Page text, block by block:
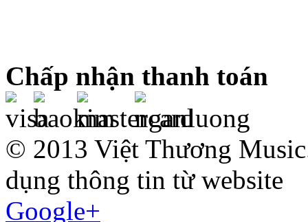
Chấp nhận thanh toán
© 2013 Việt Thương
dụng thông tin từ website
Google+